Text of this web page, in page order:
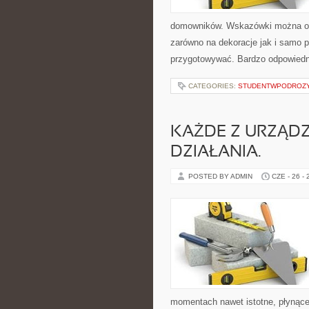
domowników. Wskazówki można
zarówno na dekoracje jak i samo
przygotowywać. Bardzo
CATEGORIES:
KAŻDE Z
DZIAŁANIA.
POSTED BY ADMIN CZE - 26 -
momentach nawet istotne,